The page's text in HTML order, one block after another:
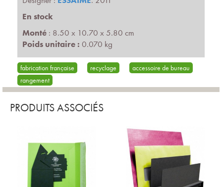
En stock
Monté : 8.50 x 10.70 x 5.80 cm
Poids unitaire : 0.070 kg
fabrication française recyclage
accessoire de bureau
rangement
PRODUITS ASSOCIÉS